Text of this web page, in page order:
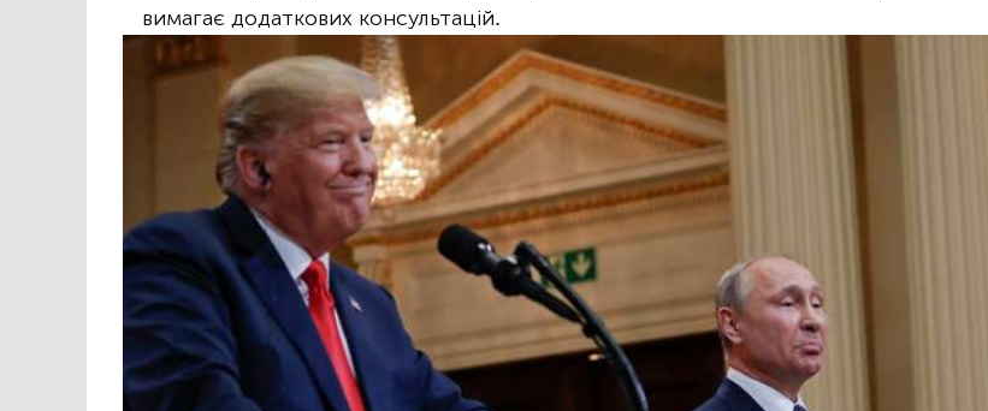
вимагає додаткових консультацій.